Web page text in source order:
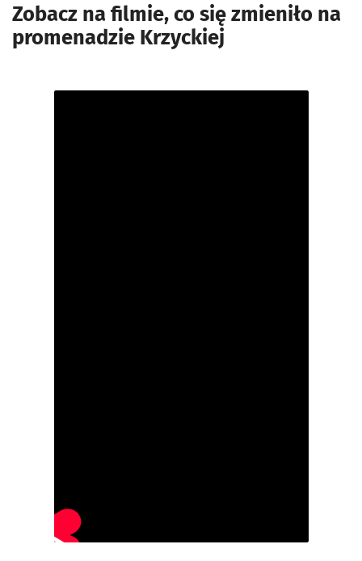
Zobacz na filmie, co się zmieniło na
promenadzie Krzyckiej